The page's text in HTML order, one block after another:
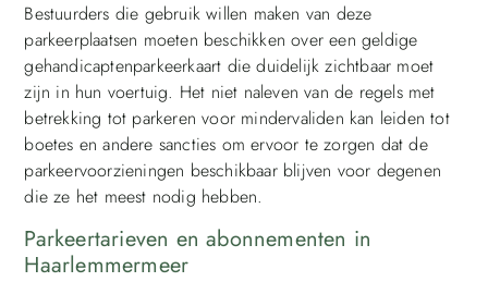
Bestuurders die gebruik willen maken van deze
parkeerplaatsen moeten beschikken over een geldige
gehandicaptenparkeerkaart die duidelijk zichtbaar moet
zijn in hun voertuig. Het niet naleven van de regels met
betrekking tot parkeren voor mindervaliden kan leiden tot
boetes en andere sancties om ervoor te zorgen dat de
parkeervoorzieningen beschikbaar blijven voor degenen
die ze het meest nodig hebben.
Parkeertarieven en abonnementen in
Haarlemmermeer